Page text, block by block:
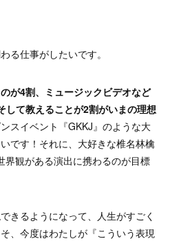
る仕事がしたいです。
が4割、ミュージックビデオなど
して教えることが2割がいまの理想
スイベント『GKKJ』のような大
です！それに、大好きな椎名林檎
界観がある演出に携わるのが目標
きるようになって、人生がすごく
、今度はわたしが『こういう表現